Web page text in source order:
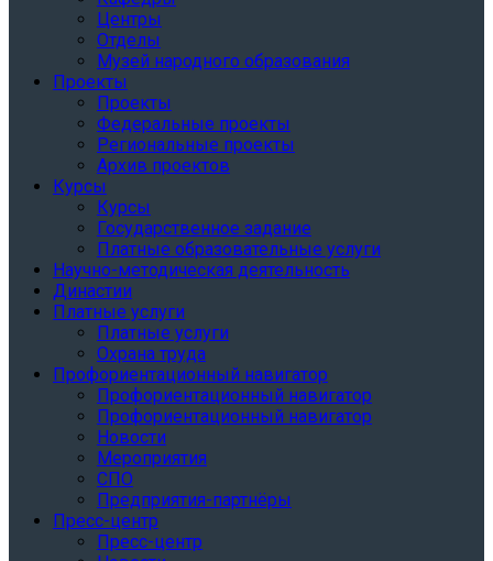
Центры
Отделы
Музей народного образования
Проекты
Проекты
Федеральные проекты
Региональные проекты
Архив проектов
Курсы
Курсы
Государственное задание
Платные образовательные услуги
Научно-методическая деятельность
Династии
Платные услуги
Платные услуги
Охрана труда
Профориентационный навигатор
Профориентационный навигатор
Профориентационный навигатор
Новости
Мероприятия
СПО
Предприятия-партнёры
Пресс-центр
Пресс-центр